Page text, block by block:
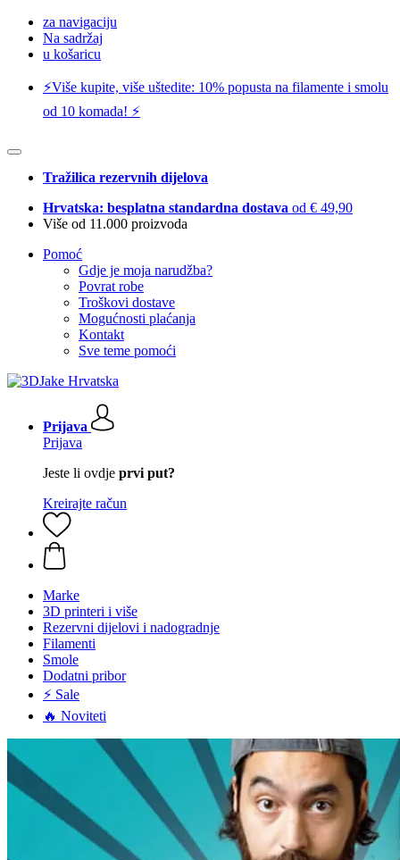
za navigaciju
Na sadržaj
u košaricu
⚡️Više kupite, više uštedite: 10% popusta na filamente i smolu
od 10 komada! ⚡️
Tražilica rezervnih dijelova
Hrvatska: besplatna standardna dostava od € 49,90
Više od 11.000 proizvoda
Pomoć
Gdje je moja narudžba?
Povrat robe
Troškovi dostave
Mogućnosti plaćanja
Kontakt
Sve teme pomoći
Prijava
Prijava
Jeste li ovdje prvi put?
Kreirajte račun
Marke
3D printeri i više
Rezervni dijelovi i nadogradnje
Filamenti
Smole
Dodatni pribor
⚡ Sale
🔥 Noviteti